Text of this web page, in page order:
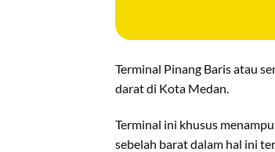
Terminal Pinang Baris atau
darat di Kota Medan.
Terminal ini khusus
sebelah barat dalam hal ini